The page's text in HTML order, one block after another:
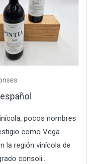
pocos nombres
como Vega
la región vinícola de
consoli...